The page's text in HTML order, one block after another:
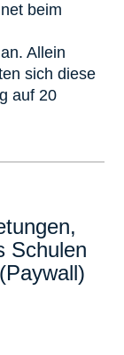
beim
Allein
sich diese
auf 20
Schulen